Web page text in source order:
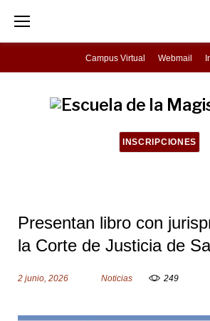
p
Campus Virtual Webmail
INSCRIPCIONES
Presentan libro con
la Corte de Justicia de
2 junio, 2026 Noticias 249